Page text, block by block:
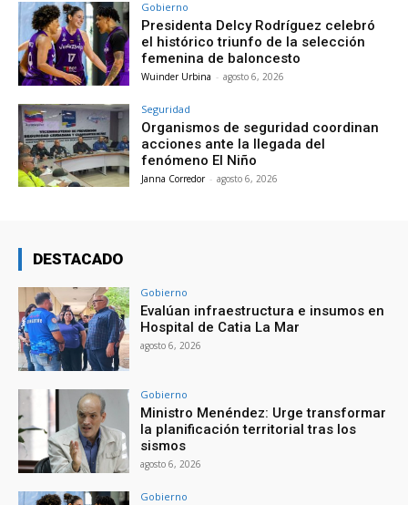
Gobierno
Presidenta Delcy Rodríguez celebró
el histórico triunfo de la selección
femenina de baloncesto
Wuinder Urbina - agosto 6, 2026
Seguridad
Organismos de seguridad coordinan
acciones ante la llegada del
fenómeno El Niño
Janna Corredor - agosto 6, 2026
DESTACADO
Gobierno
Evalúan infraestructura e insumos en
Hospital de Catia La Mar
agosto 6, 2026
Gobierno
Ministro Menéndez: Urge transformar
la planificación territorial tras los
sismos
agosto 6, 2026
Gobierno